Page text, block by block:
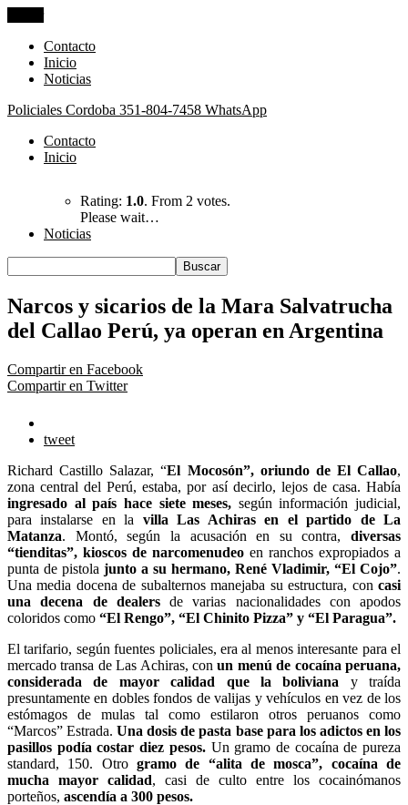
Contacto
Inicio
Noticias
Policiales Cordoba 351-804-7458 WhatsApp
Contacto
Inicio
Rating: 1.0. From 2 votes.
Please wait…
Noticias
Narcos y sicarios de la Mara Salvatrucha
del Callao Perú, ya operan en Argentina
Compartir en Facebook
Compartir en Twitter
tweet
Richard Castillo Salazar, “El Mocosón”, oriundo de El Callao,
zona central del Perú, estaba, por así decirlo, lejos de casa. Había
ingresado al país hace siete meses, según información judicial,
para instalarse en la villa Las Achiras en el partido de La
Matanza. Montó, según la acusación en su contra, diversas
“tienditas”, kioscos de narcomenudeo en ranchos expropiados a
punta de pistola junto a su hermano, René Vladimir, “El Cojo”.
Una media docena de subalternos manejaba su estructura, con casi
una decena de dealers de varias nacionalidades con apodos
coloridos como “El Rengo”, “El Chinito Pizza” y “El Paragua”.
El tarifario, según fuentes policiales, era al menos interesante para el
mercado transa de Las Achiras, conun menú de cocaína peruana,
considerada de mayor calidad que la boliviana y traída
presuntamente en dobles fondos de valijas y vehículos en vez de los
estómagos de mulas tal como estilaron otros peruanos como
“Marcos” Estrada.Una dosis de pasta base para los adictos en los
pasillos podía costar diez pesos. Un gramo de cocaína de pureza
standard, 150. Otro gramo de “alita de mosca”, cocaína de
mucha mayor calidad, casi de culto entre los cocainómanos
porteños, ascendía a 300 pesos.